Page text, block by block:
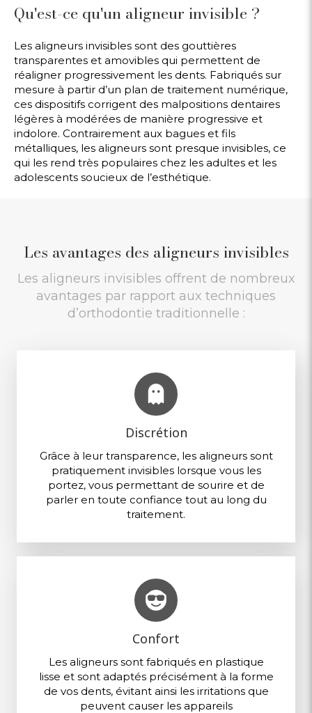
Qu'est-ce qu'un aligneur invisible ?
Les aligneurs invisibles sont des gouttières
transparentes et amovibles qui permettent de
réaligner progressivement les dents. Fabriqués sur
mesure à partir d’un plan de traitement numérique,
ces dispositifs corrigent des malpositions dentaires
légères à modérées de manière progressive et
indolore. Contrairement aux bagues et fils
métalliques, les aligneurs sont presque invisibles, ce
qui les rend très populaires chez les adultes et les
adolescents soucieux de l’esthétique.
Les avantages des aligneurs invisibles
Les aligneurs invisibles offrent de nombreux
avantages par rapport aux techniques
d’orthodontie traditionnelle :
Discrétion
Grâce à leur transparence, les aligneurs sont
pratiquement invisibles lorsque vous les
portez, vous permettant de sourire et de
parler en toute confiance tout au long du
traitement.
Confort
Les aligneurs sont fabriqués en plastique
lisse et sont adaptés précisément à la forme
de vos dents, évitant ainsi les irritations que
peuvent causer les appareils